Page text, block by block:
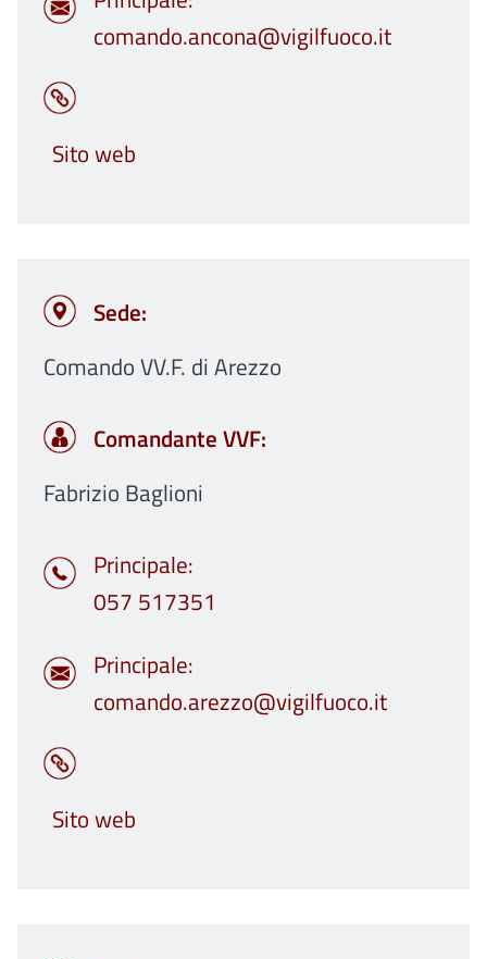
comando.ancona@vigilfuoco.it
Sito web
Sede:
Comando VV.F. di Arezzo
Comandante VVF:
Fabrizio Baglioni
Principale
057 517351
Principale
comando.arezzo@vigilfuoco.it
Sito web